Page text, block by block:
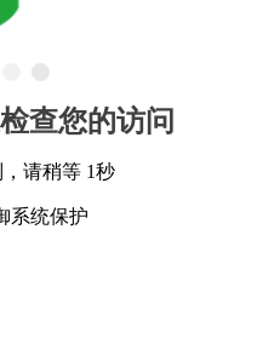
查您的访问
请稍等 1秒
系统保护